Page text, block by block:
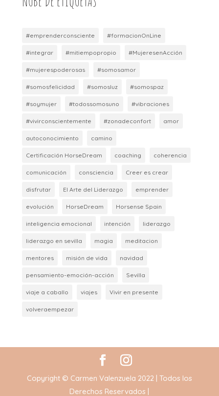
#emprenderconsciente #formacionOnLine
#integrar #mitiempopropio #MujeresenAcción
#mujerespoderosas #somosamor
#somosfelicidad #somosluz #somospaz
#soymujer #todossomosuno #vibraciones
#vivirconscientemente #zonadeconfort amor
autoconocimiento camino
Certificación HorseDream coaching coherencia
comunicación consciencia Creer es crear
disfrutar El Arte del Liderazgo emprender
evolución HorseDream Horsense Spain
inteligencia emocional intención liderazgo
liderazgo en sevilla magia meditacion
mentores misión de vida navidad
pensamiento-emoción-acción Sevilla
viaje a caballo viajes Vivir en presente
volveraempezar
Copyright © Carmen Valenzuela 2022 | Todos los
Derechos Reservados |